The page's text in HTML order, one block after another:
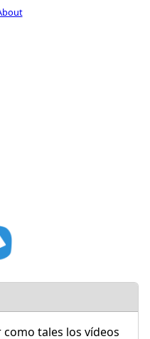
tales los vídeos